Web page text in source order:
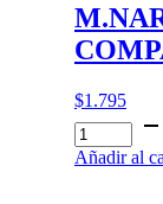
$1.795
TRAPO
PISO
Añadir al